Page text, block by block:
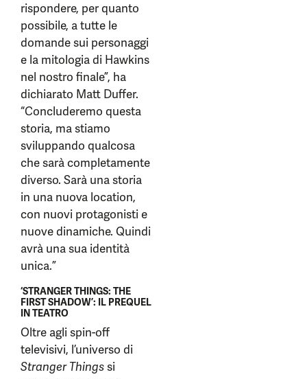
rispondere, per quanto
possibile, a tutte le
domande sui personaggi
e la mitologia di Hawkins
nel nostro finale”, ha
dichiarato Matt Duffer.
“Concluderemo questa
storia, ma stiamo
sviluppando qualcosa
che sarà completamente
diverso. Sarà una storia
in una nuova location,
con nuovi protagonisti e
nuove dinamiche. Quindi
avrà una sua identità
unica.”
‘STRANGER THINGS: THE
FIRST SHADOW’: IL PREQUEL
IN TEATRO
Oltre agli spin-off
televisivi, l’universo di
Stranger Thingssi